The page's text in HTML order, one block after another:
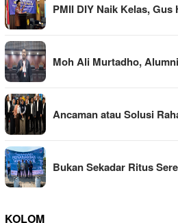
PMII DIY Naik Kelas,
Moh Ali Murtadho,
Ancaman atau Solusi
Bukan Sekadar Ritus
KOLOM